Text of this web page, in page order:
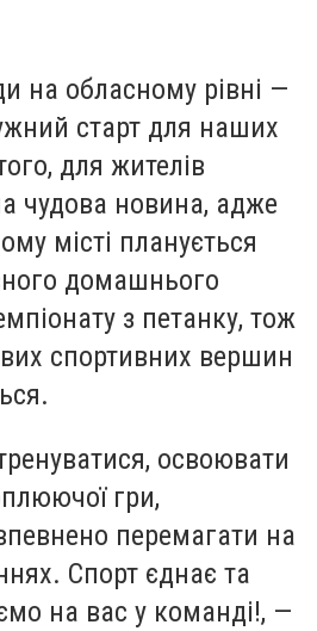
на обласному рівні —
старт для наших
для жителів
чудова новина, адже
місті планується
домашнього
з петанку, тож
спортивних вершин
освоювати
гри,
перемагати на
Спорт єднає та
на вас у команді!, —